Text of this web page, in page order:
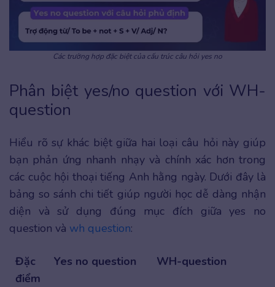
Các trường hợp đặc biệt của cấu trúc câu hỏi yes no
Phân biệt yes/no question với WH-
question
Hiểu rõ sự khác biệt giữa hai loại câu hỏi này giúp
bạn phản ứng nhanh nhạy và chính xác hơn trong
các cuộc hội thoại tiếng Anh hằng ngày. Dưới đây là
bảng so sánh chi tiết giúp người học dễ dàng nhận
diện và sử dụng đúng mục đích giữa yes no
question và wh question:
Đặc
điểm
Yes no question WH-question